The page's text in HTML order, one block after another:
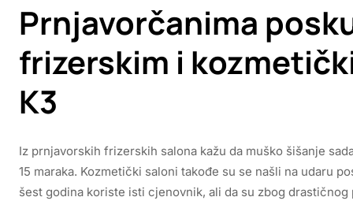
Prnjavorčanima
frizerskim i
K3
Iz prnjavorskih frizerskih salona kažu da muško šišanje
15 maraka. Kozmetički saloni takođe su se našli na udaru
šest godina koriste isti cjenovnik, ali da su zbog